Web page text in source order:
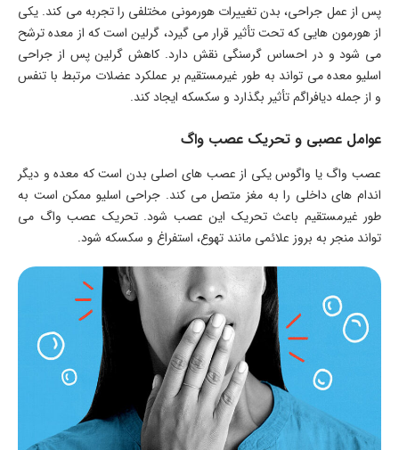
پس از عمل جراحی، بدن تغییرات هورمونی مختلفی را تجربه می کند. یکی
از هورمون هایی که تحت تأثیر قرار می گیرد، گرلین است که از معده ترشح
می شود و در احساس گرسنگی نقش دارد. کاهش گرلین پس از جراحی
اسلیو معده می تواند به طور غیرمستقیم بر عملکرد عضلات مرتبط با تنفس
و از جمله دیافراگم تأثیر بگذارد و سکسکه ایجاد کند.
عوامل عصبی و تحریک عصب واگ
عصب واگ یا واگوس یکی از عصب های اصلی بدن است که معده و دیگر
اندام های داخلی را به مغز متصل می کند. جراحی اسلیو ممکن است به
طور غیرمستقیم باعث تحریک این عصب شود. تحریک عصب واگ می
تواند منجر به بروز علائمی مانند تهوع، استفراغ و سکسکه شود.